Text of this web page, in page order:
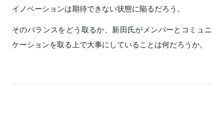
イノベーションは期待できない状態に陥るだろう。
そのバランスをどう取るか、新田氏がメンバーとコミュニ
ケーションを取る上で大事にしていることは何だろうか。